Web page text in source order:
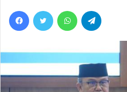
FacebookTwitter WhatsApp